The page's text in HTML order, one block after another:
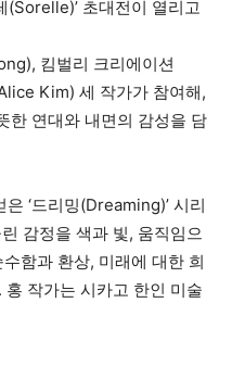
(Sorelle)’ 초대전이 열리고
킴벌리 크리에이션
Kim) 세 작가가 참여해,
한 연대와 내면의 감성을 담
‘드리밍(Dreaming)’ 시리
감정을 색과 빛, 움직임으
함과 환상, 미래에 대한 희
작가는 시카고 한인 미술